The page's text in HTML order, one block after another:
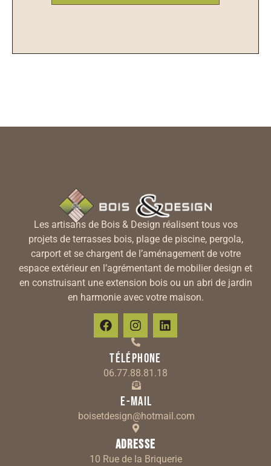
Les artisans de Bois & Design réalisent tous vos
projets de terrasses bois, plage de piscine, pergola,
carport et se chargent de l’aménagement de votre
espace extérieur en l’agrémentant de mobilier design et
en construisant une extension bois ou un abri de jardin
en harmonie avec votre maison.
Téléphone
06.77.88.81.18
E-mail
boisetdesign@hotmail.com
Adresse
10 Rue de la Briquerie